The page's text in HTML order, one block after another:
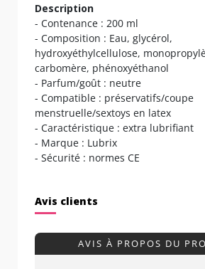
Description
- Contenance : 200 ml
- Composition : Eau, glycérol,
hydroxyéthylcellulose,
carbomère, phénoxyéthanol
- Parfum/goût : neutre
- Compatible : préservatifs/coupe
menstruelle/sextoys en latex
- Caractéristique : extra lubrifiant
- Marque : Lubrix
- Sécurité : normes CE
Avis clients
AVIS À PROPOS DU